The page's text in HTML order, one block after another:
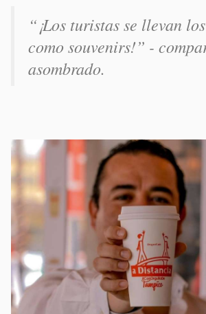
“¡Los turistas se llevan
como souvenirs!” -
asombrado.